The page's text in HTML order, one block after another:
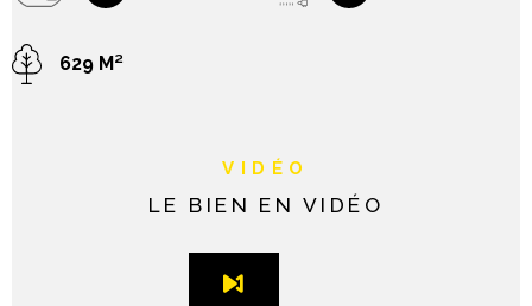
629 M²
VIDÉO
LE BIEN EN VIDÉO